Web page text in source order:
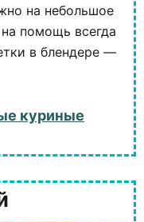
на небольшое
помощь всегда
в блендере —
куриные